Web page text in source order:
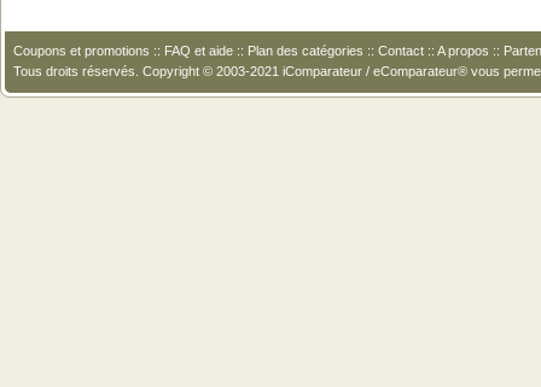
Coupons et promotions :: FAQ et aide :: Plan des catégories :: Contact :: A propos ::
Tous droits réservés. Copyright © 2003-2021 iComparateur / eComparateur® vous